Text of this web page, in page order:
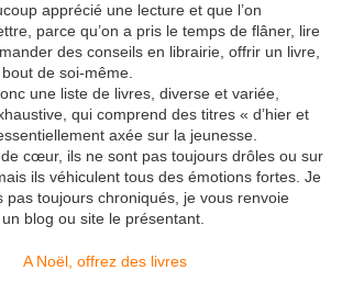
apprécié une lecture et que l’on
parce qu’on a pris le temps de flâner, lire
des conseils en librairie, offrir un livre,
de soi-même.
une liste de livres, diverse et variée,
qui comprend des titres « d’hier et
axée sur la jeunesse.
cœur, ils ne sont pas toujours drôles ou sur
ils véhiculent tous des émotions fortes. Je
pas toujours chroniqués, je vous renvoie
blog ou site le présentant.